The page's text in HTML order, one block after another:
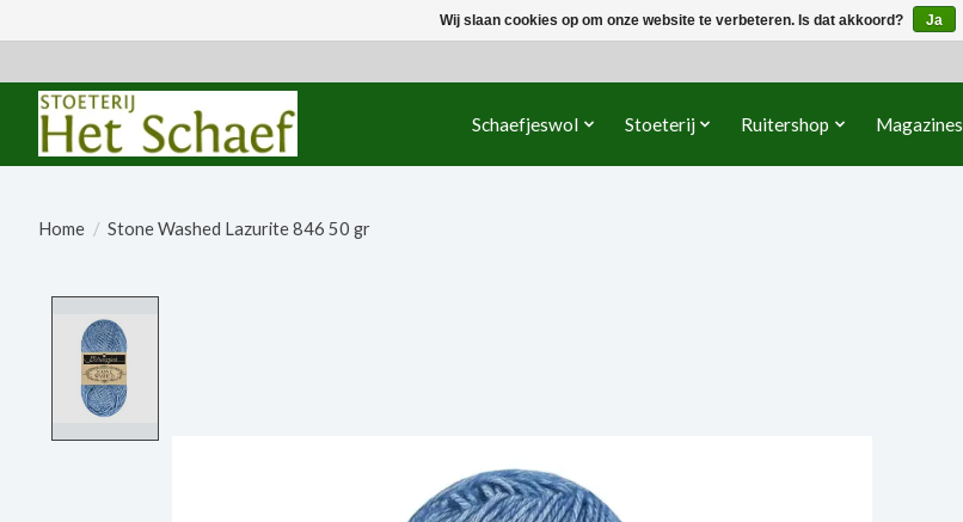
Schaefjeswol Stoeterij Ruitershop Magazines
Home / Stone Washed Lazurite 846 50 gr
Wij slaan cookies op om onze website te verbeteren. Is dat akkoord? Ja